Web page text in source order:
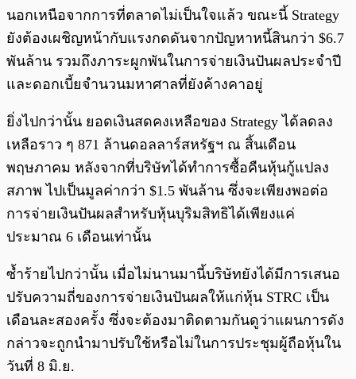
นอกเหนือจากการที่ตลาดไม่เป็นใจแล้ว ขณะนี้ Strategy
ยังต้องเผชิญหน้ากับแรงกดดันจากปัญหาหนี้สินกว่า $6.7
พันล้าน รวมถึงภาระผูกพันในการจ่ายเงินปันผลประจำปี
และดอกเบี้ยจำนวนมหาศาลที่ยังค้างคาอยู่
ยิ่งไปกว่านั้น ยอดเงินสดคงเหลือของ Strategy ได้ลดลง
เหลือราว ๆ 871 ล้านดอลลาร์สหรัฐฯ ณ สิ้นเดือน
พฤษภาคม หลังจากที่บริษัทได้ทำการซื้อคืนหุ้นกู้แปลง
สภาพ ไปเป็นมูลค่ากว่า $1.5 พันล้าน ซึ่งจะเพียงพอต่อ
การจ่ายเงินปันผลสำหรับหุ้นบุริมสิทธิได้เพียงแค่
ประมาณ 6 เดือนเท่านั้น
ซ้ำร้ายไปกว่านั้น เมื่อไม่นานมานี้บริษัทยังได้มีการเสนอ
ปรับความถี่ของการจ่ายเงินปันผลให้แก่หุ้น STRC เป็น
เดือนละสองครั้ง ซึ่งจะต้องมาติดตามกันดูว่าแผนการดัง
กล่าวจะถูกนำมาปรับใช้หรือไม่ในการประชุมผู้ถือหุ้นใน
วันที่ 8 มิ.ย.